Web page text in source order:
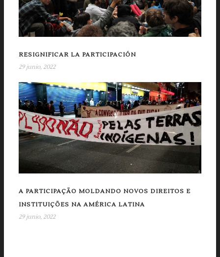
RESIGNIFICAR LA PARTICIPACIÓN
29 junio, 2022
A PARTICIPAÇÃO MOLDANDO NOVOS DIREITOS E
INSTITUIÇÕES NA AMÉRICA LATINA
29 junio, 2022